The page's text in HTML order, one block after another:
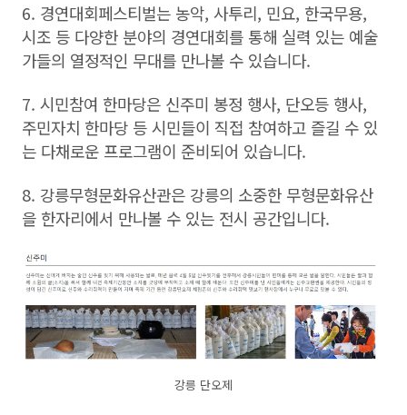
6. 경연대회페스티벌는 농악, 사투리, 민요, 한국무용,
시조 등 다양한 분야의 경연대회를 통해 실력 있는 예술
가들의 열정적인 무대를 만나볼 수 있습니다.
7. 시민참여 한마당은 신주미 봉정 행사, 단오등 행사,
주민자치 한마당 등 시민들이 직접 참여하고 즐길 수 있
는 다채로운 프로그램이 준비되어 있습니다.
8. 강릉무형문화유산관은 강릉의 소중한 무형문화유산
을 한자리에서 만나볼 수 있는 전시 공간입니다.
강릉 단오제